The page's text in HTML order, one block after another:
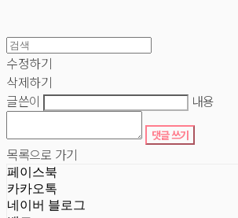
수정하기
삭제하기
글쓴이
내용
댓글 쓰기
목록으로 가기
페이스북
카카오톡
네이버 블로그